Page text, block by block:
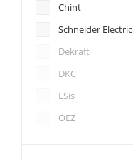
Chint
Schneider Electric
Dekraft
DKC
LSis
OEZ